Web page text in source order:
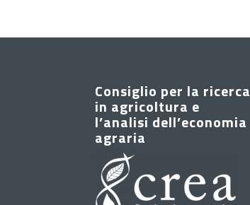
Consiglio per la ricerca
in agricoltura e
l’analisi dell’economia
agraria